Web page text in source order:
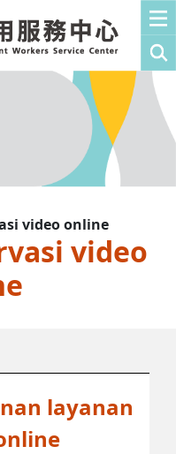
video online
video
layanan